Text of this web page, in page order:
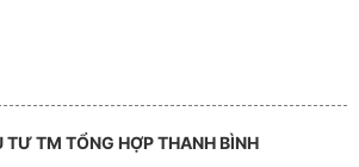
TM TỔNG HỢP THANH BÌNH